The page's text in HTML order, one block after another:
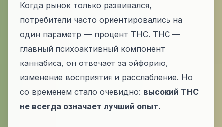
Когда рынок только развивался,
потребители часто ориентировались на
один параметр — процент THC. THC —
главный психоактивный компонент
каннабиса, он отвечает за эйфорию,
изменение восприятия и расслабление. Но
со временем стало очевидно: высокий THC
не всегда означает лучший опыт.